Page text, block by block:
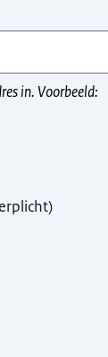
in. Voorbeeld:
)